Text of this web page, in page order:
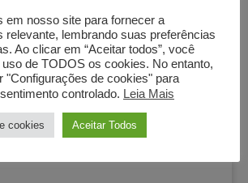
em nosso site para fornecer a
relevante, lembrando suas preferências
Ao clicar em “Aceitar todos”, você
de TODOS os cookies. No entanto,
"Configurações de cookies" para
controlado. Leia Mais
cookies Aceitar Todos